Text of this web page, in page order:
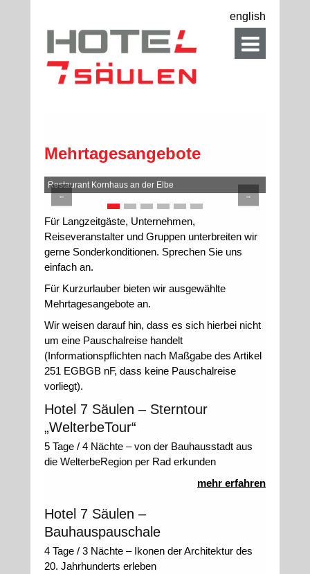
english
Mehrtagesangebote
Restaurant Kornhaus an der Elbe
← →
Für Langzeitgäste, Unternehmen,
Reiseveranstalter und Gruppen unterbreiten wir
gerne Sonderkonditionen. Sprechen Sie uns
einfach an.
Für Kurzurlauber bieten wir ausgewählte
Mehrtagesangebote an.
Wir weisen darauf hin, dass es sich hierbei nicht
um eine Pauschalreise handelt
(Informationspflichten nach Maßgabe des Artikel
251 EGBGB nF, dass keine Pauschalreise
vorliegt).
Hotel 7 Säulen – Sterntour
„WelterbeTour“
5 Tage / 4 Nächte – von der Bauhausstadt aus
die WelterbeRegion per Rad erkunden
mehr erfahren
Hotel 7 Säulen –
Bauhauspauschale
4 Tage / 3 Nächte – Ikonen der Architektur des
20. Jahrhunderts erleben